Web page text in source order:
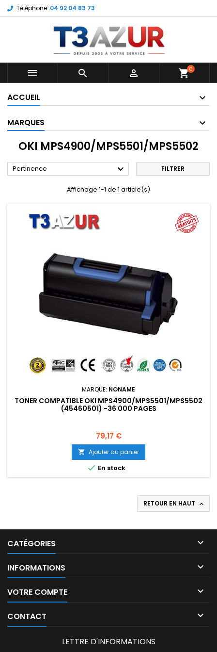
Téléphone: 04 92 04 83 73
   shopping_cart0
ACCUEIL
MARQUES
OKI MPS4900/MPS5501/MPS5502
Pertinence  FILTRER
Affichage 1-1 de 1 article(s)
MARQUE: NONAME
TONER COMPATIBLE OKI MPS4900/MPS5501/MPS5502
(45460501) -36 000 PAGES
Prix
79,17 €
 Ajouter au panier
 En stock
RETOUR EN HAUT 
CATÉGORIES 
INFORMATIONS 
VOTRE COMPTE 
CONTACT 
LETTRE D'INFORMATIONS